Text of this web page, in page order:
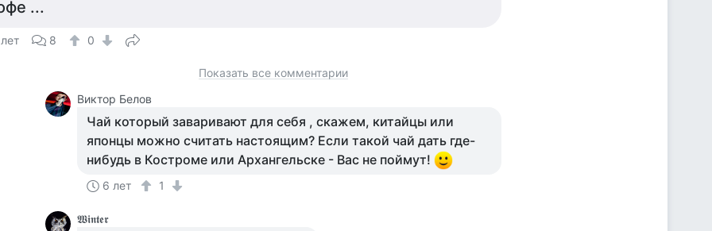
...
8 0
Показать все комментарии
Виктор Белов
Чай который заваривают для себя , скажем, китайцы или
японцы можно считать настоящим? Если такой чай дать где-
нибудь в Костроме или Архангельске - Вас не поймут!
6 лет 1
𝖂𝖎𝖓𝖙𝖊𝖗